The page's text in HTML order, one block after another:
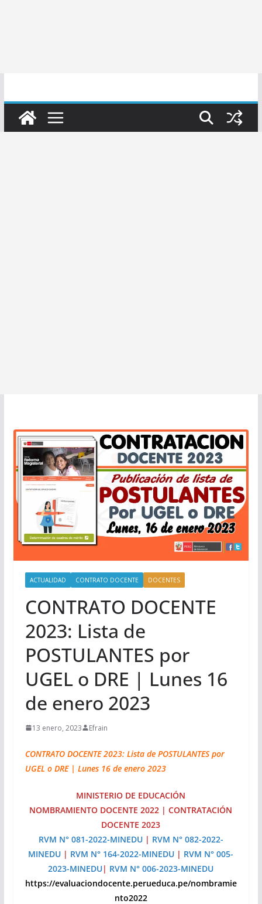
ACTUALIDAD CONTRATO DOCENTE DOCENTES
CONTRATO DOCENTE
2023: Lista de
POSTULANTES por
UGEL o DRE | Lunes 16
de enero 2023
13 enero, 2023 Efrain
CONTRATO DOCENTE 2023: Lista de POSTULANTES por
UGEL o DRE | Lunes 16 de enero 2023
MINISTERIO DE EDUCACIÓN
NOMBRAMIENTO DOCENTE 2022 | CONTRATACIÓN
DOCENTE 2023
RVM N° 081-2022-MINEDU| RVM N° 082-2022-
MINEDU | RVM N° 164-2022-MINEDU | RVM N° 005-
2023-MINEDU| RVM N° 006-2023-MINEDU
https://evaluaciondocente.perueduca.pe/nombramie
nto2022